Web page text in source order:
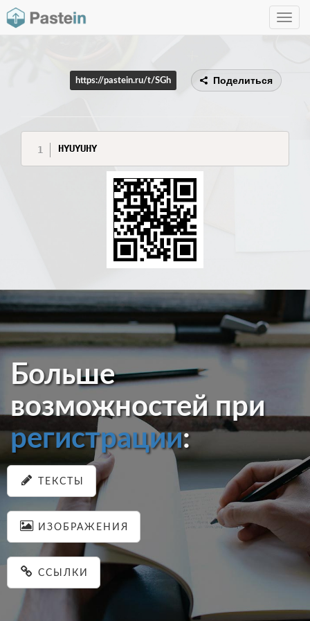
Toggle
https://pastein.ru/t/SGh Поделиться
HYUYUHY
Больше
возможностей при
регистрации:
ТЕКСТЫ
ИЗОБРАЖЕНИЯ
ССЫЛКИ